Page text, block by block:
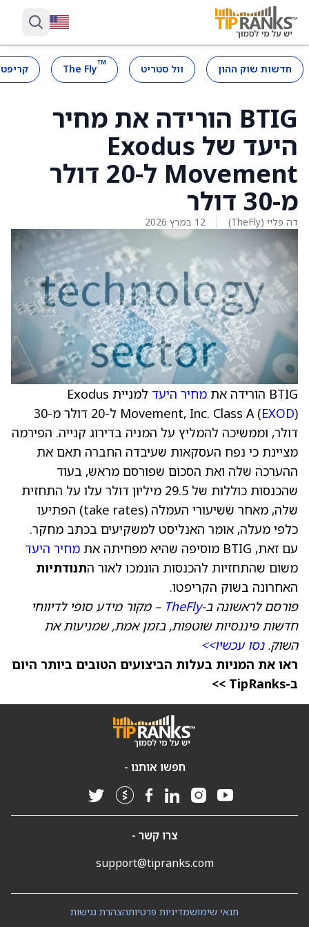
חדשות שוק ההון וול סטריט ™
The Fly
BTIG הורידה את מחיר
היעד של Exodus
Movement ל-20 דולר
מ-30 דולר
דה פליי (TheFly) 12 במרץ 2026
BTIG הורידה את מחיר היעד
למניית Exodus
Movement, Inc. Class A (EXOD
) ל-20 דולר מ-30
דולר, וממשיכה להמליץ על המניה בדירוג קנייה. הפירמה
מציינת כי נפח העסקאות שעיבדה החברה תאם את
ההערכה שלה ואת הסכום שפורסם מראש, בעוד
שהכנסות כוללות של 29.5 מיליון דולר עלו על התחזית
שלה, מאחר ששיעורי העמלה (take rates) הפתיעו
כלפי מעלה, אומר האנליסט למשקיעים בכתב מחקר.
עם זאת, BTIG מוסיפה שהיא מפחיתה את
מחיר היעד
משום שהתחזיות להכנסות הונמכו לאור התנודתיות
האחרונה בשוק הקריפטו.
פורסם לראשונה ב-TheFly – מקור מידע סופי לדיווחי
חדשות פיננסיות שוטפות, בזמן אמת, שמניעות את
השוק.נסו עכשיו>>
ראו את המניות בעלות הביצועים הטובים ביותר היום
ב-TipRanks >>
חפשו אותנו -
צרו קשר -
support@tipranks.com
הצהרת נגישותמדיניות פרטיותתנאי שימוש